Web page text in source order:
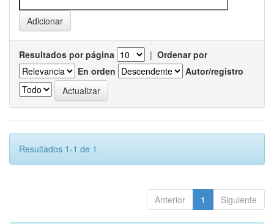
Resultados por página | Ordenar por
En orden
Autor/registro
Resultados 1-1 de 1.
Anterior 1 Siguiente